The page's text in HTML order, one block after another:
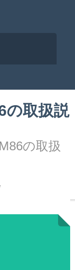
取扱説
の取扱